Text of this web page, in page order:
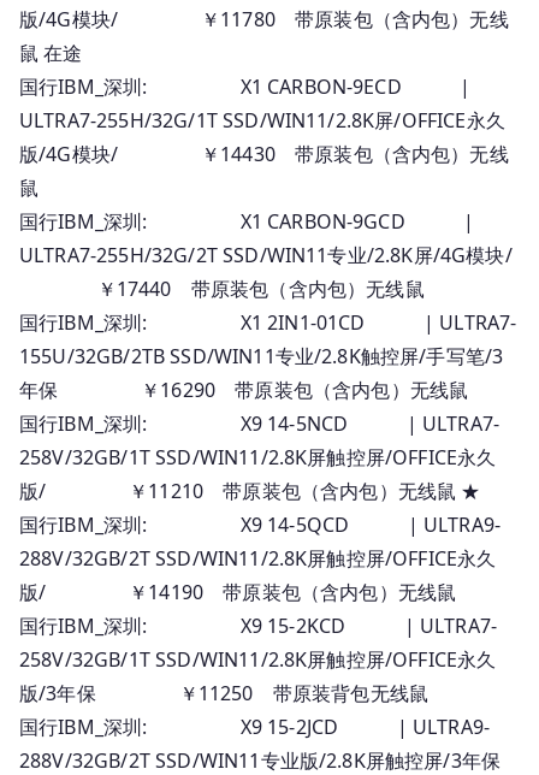
版/4G模块/ ￥11780 带原装包（含内包）无线
鼠 在途
国行IBM_深圳: X1 CARBON-9ECD |
ULTRA7-255H/32G/1T SSD/WIN11/2.8K屏/OFFICE永久
版/4G模块/ ￥14430 带原装包（含内包）无线
鼠
国行IBM_深圳: X1 CARBON-9GCD |
ULTRA7-255H/32G/2T SSD/WIN11专业/2.8K屏/4G模块/
￥17440 带原装包（含内包）无线鼠
国行IBM_深圳: X1 2IN1-01CD | ULTRA7-
155U/32GB/2TB SSD/WIN11专业/2.8K触控屏/手写笔/3
年保 ￥16290 带原装包（含内包）无线鼠
国行IBM_深圳: X9 14-5NCD | ULTRA7-
258V/32GB/1T SSD/WIN11/2.8K屏触控屏/OFFICE永久
版/ ￥11210 带原装包（含内包）无线鼠 ★
国行IBM_深圳: X9 14-5QCD | ULTRA9-
288V/32GB/2T SSD/WIN11/2.8K屏触控屏/OFFICE永久
版/ ￥14190 带原装包（含内包）无线鼠
国行IBM_深圳: X9 15-2KCD | ULTRA7-
258V/32GB/1T SSD/WIN11/2.8K屏触控屏/OFFICE永久
版/3年保 ￥11250 带原装背包无线鼠
国行IBM_深圳: X9 15-2JCD | ULTRA9-
288V/32GB/2T SSD/WIN11专业版/2.8K屏触控屏/3年保